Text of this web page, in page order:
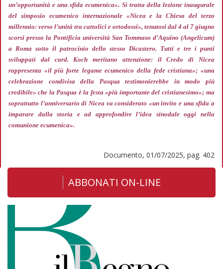
un’opportunità e una sfida ecumenica». Si tratta della lezione inaugurale
del simposio ecumenico internazionale «Nicea e la Chiesa del terzo
millennio: verso l’unità tra cattolici e ortodossi», tenutosi dal 4 al 7 giugno
scorsi presso la Pontificia università San Tommaso d’Aquino (Angelicum)
a Roma sotto il patrocinio dello stesso Dicastero. Tutti e tre i punti
sviluppati dal card. Koch meritano attenzione: il Credo di Nicea
rappresenta «il più forte legame ecumenico della fede cristiana»; «una
celebrazione condivisa della Pasqua testimonierebbe in modo più
credibile»che la Pasqua è la festa«più importante del cristianesimo»; ma
soprattutto l’anniversario di Nicea va considerato «un invito e una sfida a
imparare dalla storia e ad approfondire l’idea sinodale oggi nella
comunione ecumenica».
Documento, 01/07/2025, pag. 402
ABBONATI ON-LINE